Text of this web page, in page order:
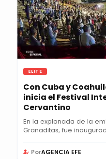
ELITE
Con Cuba y
inicia el Festival
Cervantino
En la explanada de la
Granaditas, fue
PorAGENCIA EFE